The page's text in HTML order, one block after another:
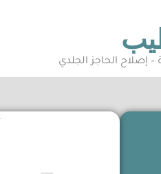
إﺻﻼح اﻟﺤﺎﺟﺰ اﻟﺠﻠﺪي